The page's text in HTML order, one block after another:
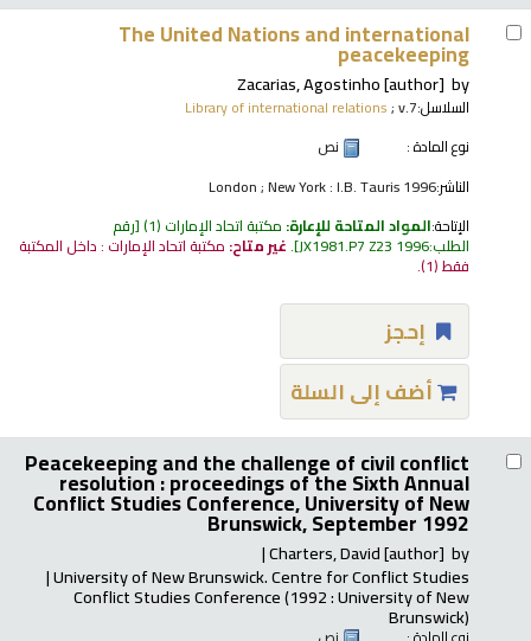
The United Nations and international
peacekeeping
by
Zacarias, Agostinho[author]
السلاسل: Library of international relations; v.7
نوع المادة :
نص
الناشر:London ; New York : I.B. Tauris 1996
الإتاحة:المواد المتاحة للإعارة: مكتبة اتحاد الإمارات (1) رقم
الطلب:JX1981.P7 Z23 1996
.غير متاح: مكتبة اتحاد الإمارات : داخل المكتبة
فقط(1).
إحجز
أضف إلى السلة
Peacekeeping and the challenge of civil conflict
resolution : proceedings of the Sixth Annual
Conflict Studies Conference, University of New
Brunswick, September 1992
by
Charters, David[author]
University of New Brunswick. Centre for Conflict Studies
Conflict Studies Conference (1992 : University of New
Brunswick)